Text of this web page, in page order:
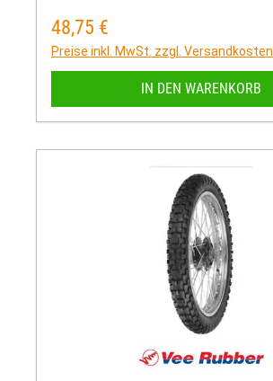
Regulärer Preis:
48,75 €
Preise inkl. MwSt. zzgl. Versandkosten
IN DEN WARENKORB